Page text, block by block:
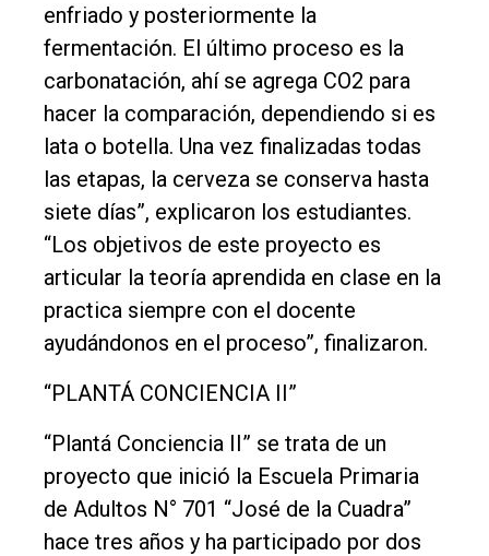
enfriado y posteriormente la
fermentación. El último proceso es la
carbonatación, ahí se agrega CO2 para
hacer la comparación, dependiendo si es
lata o botella. Una vez finalizadas todas
las etapas, la cerveza se conserva hasta
siete días”, explicaron los estudiantes.
“Los objetivos de este proyecto es
articular la teoría aprendida en clase en la
practica siempre con el docente
ayudándonos en el proceso”, finalizaron.
“PLANTÁ CONCIENCIA II”
“Plantá Conciencia II” se trata de un
proyecto que inició la Escuela Primaria
de Adultos N° 701 “José de la Cuadra”
hace tres años y ha participado por dos